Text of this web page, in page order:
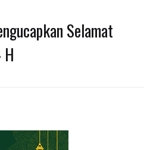
Selamat